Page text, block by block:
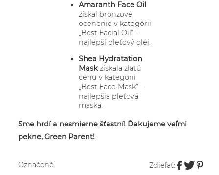
Amaranth Face Oil
získal bronzové
ocenenie v kategórii
„Best Facial Oil“ -
najlepší pleťový olej.
Shea Hydratation
Maskzískala zlatú
cenu v kategórii
„Best Face Mask“ -
najlepšia pleťová
maska.
Sme hrdí a nesmierne šťastní! Ďakujeme veľmi
pekne, Green Parent!
Označené: Zdieľať: